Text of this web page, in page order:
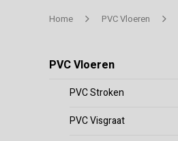
Home PVC Vloeren
PVC Vloeren
PVC Stroken
PVC Visgraat